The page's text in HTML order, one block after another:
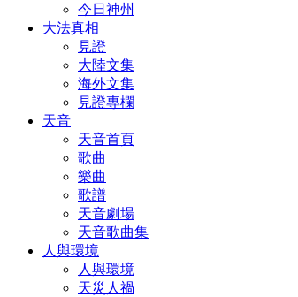
今日神州
大法真相
見證
大陸文集
海外文集
見證專欄
天音
天音首頁
歌曲
樂曲
歌譜
天音劇場
天音歌曲集
人與環境
人與環境
天災人禍